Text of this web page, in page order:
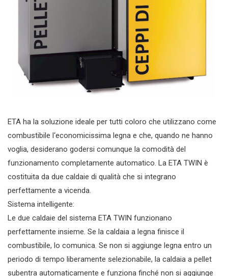
ETA ha la soluzione ideale per tutti coloro che utilizzano come
combustibile l‘economicissima legna e che, quando ne hanno
voglia, desiderano godersi comunque la comodità del
funzionamento completamente automatico. La ETA TWIN è
costituita da due caldaie di qualità che si integrano
perfettamente a vicenda.
Sistema intelligente:
Le due caldaie del sistema ETA TWIN funzionano
perfettamente insieme. Se la caldaia a legna finisce il
combustibile, lo comunica. Se non si aggiunge legna entro un
periodo di tempo liberamente selezionabile, la caldaia a pellet
subentra automaticamente e funziona finché non si aggiunge